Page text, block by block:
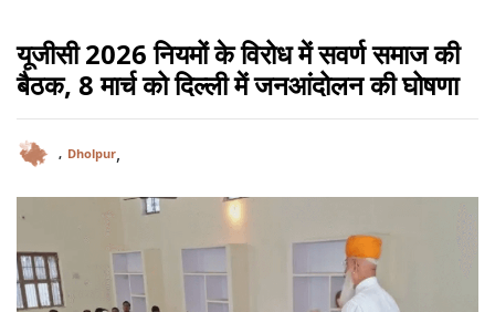
यूजीसी 2026 नियमों के विरोध में सवर्ण समाज की
बैठक, 8 मार्च को दिल्ली में जनआंदोलन की घोषणा
, Dholpur,